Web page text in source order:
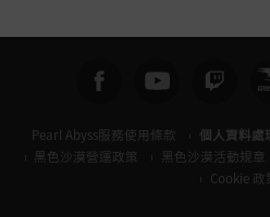
Pearl Abyss服務使用條款 個人資料處
黑色沙漠營運政策
黑色沙漠活動規章
Cookie 政